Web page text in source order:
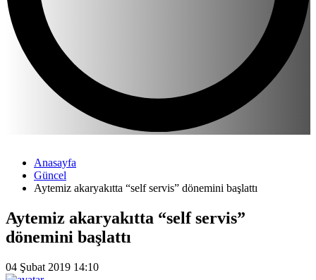
Anasayfa
Güncel
Aytemiz akaryakıtta “self servis” dönemini başlattı
Aytemiz akaryakıtta “self servis”
dönemini başlattı
04 Şubat 2019 14:10